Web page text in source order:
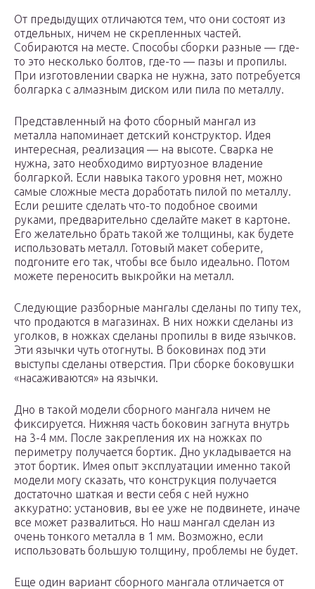
От предыдущих отличаются тем, что они состоят из
отдельных, ничем не скрепленных частей.
Собираются на месте. Способы сборки разные — где-
то это несколько болтов, где-то — пазы и пропилы.
При изготовлении сварка не нужна, зато потребуется
болгарка с алмазным диском или пила по металлу.
Представленный на фото сборный мангал из
металла напоминает детский конструктор. Идея
интересная, реализация — на высоте. Сварка не
нужна, зато необходимо виртуозное владение
болгаркой. Если навыка такого уровня нет, можно
самые сложные места доработать пилой по металлу.
Если решите сделать что-то подобное своими
руками, предварительно сделайте макет в картоне.
Его желательно брать такой же толщины, как будете
использовать металл. Готовый макет соберите,
подгоните его так, чтобы все было идеально. Потом
можете переносить выкройки на металл.
Следующие разборные мангалы сделаны по типу тех,
что продаются в магазинах. В них ножки сделаны из
уголков, в ножках сделаны пропилы в виде язычков.
Эти язычки чуть отогнуты. В боковинах под эти
выступы сделаны отверстия. При сборке боковушки
«насаживаются» на язычки.
Дно в такой модели сборного мангала ничем не
фиксируется. Нижняя часть боковин загнута внутрь
на 3-4 мм. После закрепления их на ножках по
периметру получается бортик. Дно укладывается на
этот бортик. Имея опыт эксплуатации именно такой
модели могу сказать, что конструкция получается
достаточно шаткая и вести себя с ней нужно
аккуратно: установив, вы ее уже не подвинете, иначе
все может развалиться. Но наш мангал сделан из
очень тонкого металла в 1 мм. Возможно, если
использовать большую толщину, проблемы не будет.
Еще один вариант сборного мангала отличается от